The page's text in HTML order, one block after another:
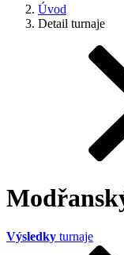
Úvod
Detail turnaje
Výsledky turnaje